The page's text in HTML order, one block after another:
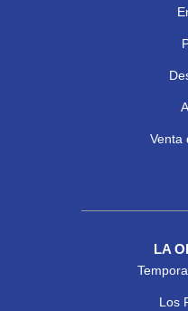
Venta
LA
Los